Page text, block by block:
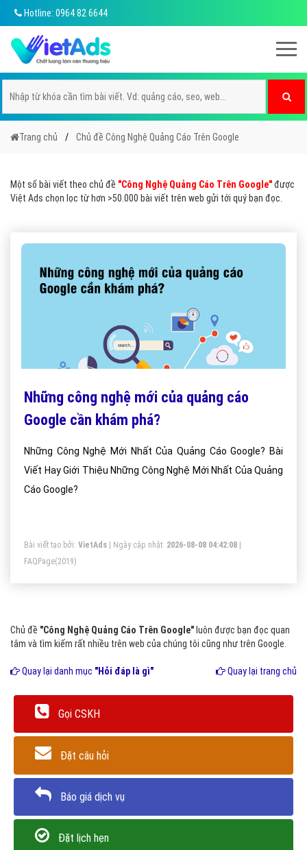
Hotline: 0964 82 6644
Trang chủ Chủ đề Công Nghệ Quảng Cáo Trên Google
Một số bài viết theo chủ đề "Công Nghệ Quảng Cáo Trên Google"được
Việt Ads chọn lọc từ hơn >50.000 bài viết trên web gửi tới quý bạn đọc.
Những công nghệ mới của quảng cáo
Google cần khám phá?
Những Công Nghệ Mới Nhất Của Quảng Cáo Google? Bài
Viết Hay Giới Thiệu Những Công Nghệ Mới Nhất Của Quảng
Cáo Google?
Bài viết tạo bởi: VietAds | Ngày cập nhật: 2026-08-08 04:42:08
FAQPage(2019)
Chủ đề "Công Nghệ Quảng Cáo Trên Google" luôn được bạn đọc quan
tâm và tìm kiếm rất nhiều trên web của chúng tôi cũng như trên Google.
Quay lại danh mục "Hỏi đáp là gì" Quay lại trang chủ
Gọi CSKH
Đặt câu hỏi
Báo giá dịch vụ
Đặt lịch hẹn